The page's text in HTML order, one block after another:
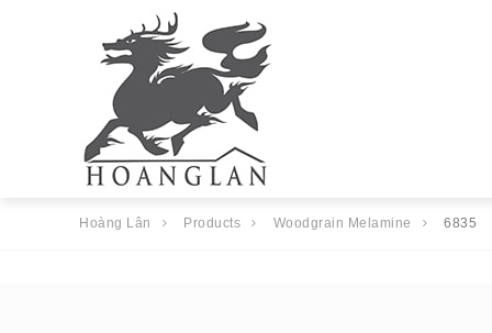
Hoàng Lân Products Woodgrain Melamine 6835